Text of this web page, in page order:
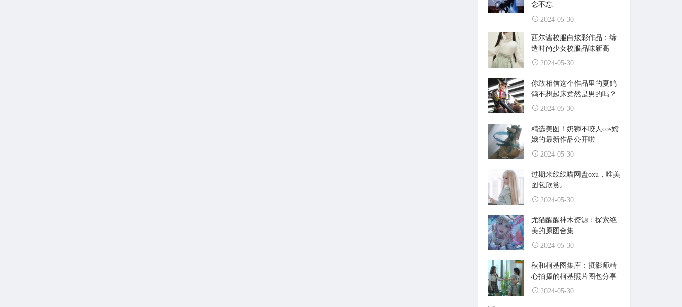
念不忘
2024-05-30
西尔酱校服白炫彩作品：缔
造时尚少女校服品味新高
2024-05-30
你敢相信这个作品里的夏鸽
鸽不想起床竟然是男的吗？
2024-05-30
精选美图！奶狮不咬人cos嫦
娥的最新作品公开啦
2024-05-30
过期米线线喵网盘oxu，唯美
图包欣赏。
2024-05-30
尤猫醒醒神木资源：探索绝
美的原图合集
2024-05-30
秋和柯基图集库：摄影师精
心拍摄的柯基照片图包分享
2024-05-30